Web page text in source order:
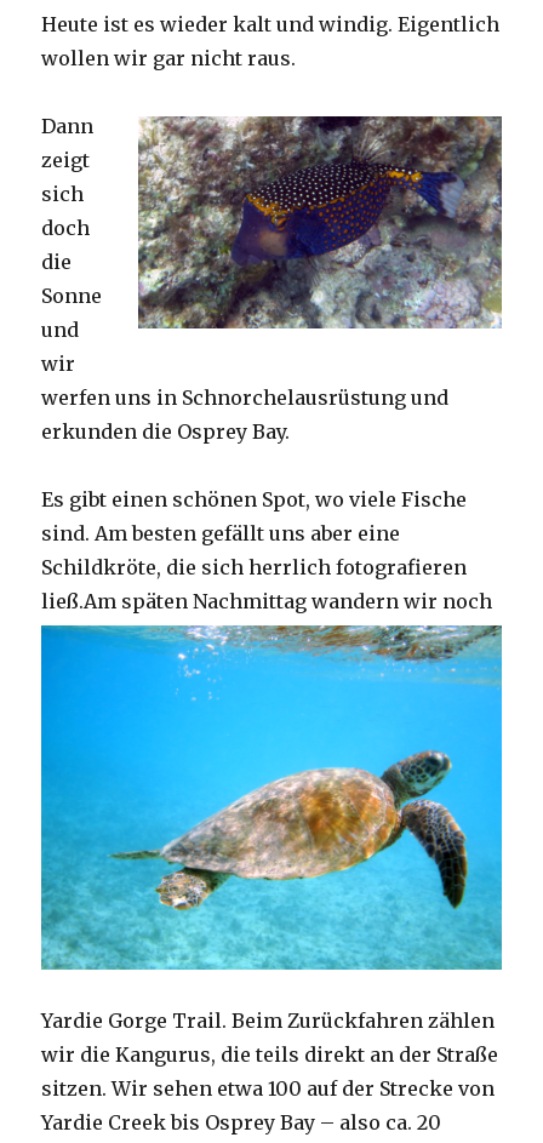
Heute ist es wieder kalt und windig. Eigentlich
wollen wir gar nicht raus.
Dann
zeigt
sich
doch
die
Sonne
und
wir
werfen uns in Schnorchelausrüstung und
erkunden die Osprey Bay.
Es gibt einen schönen Spot, wo viele Fische
sind. Am besten gefällt uns aber eine
Schildkröte, die sich herrlich fotografieren
ließ.Am späten Nachmittag wandern wir noch
Yardie Gorge Trail. Beim Zurückfahren zählen
wir die Kangurus, die teils direkt an der Straße
sitzen. Wir sehen etwa 100 auf der Strecke von
Yardie Creek bis Osprey Bay – also ca. 20